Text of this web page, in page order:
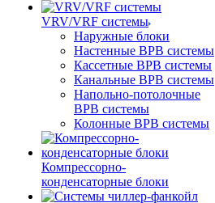
VRV/VRF системы
Наружные блоки
Настенные ВРВ системы
Кассетные ВРВ системы
Канальные ВРВ системы
Напольно-потолочные
ВРВ системы
Колонные ВРВ системы
Компрессорно-
конденсаторные блоки